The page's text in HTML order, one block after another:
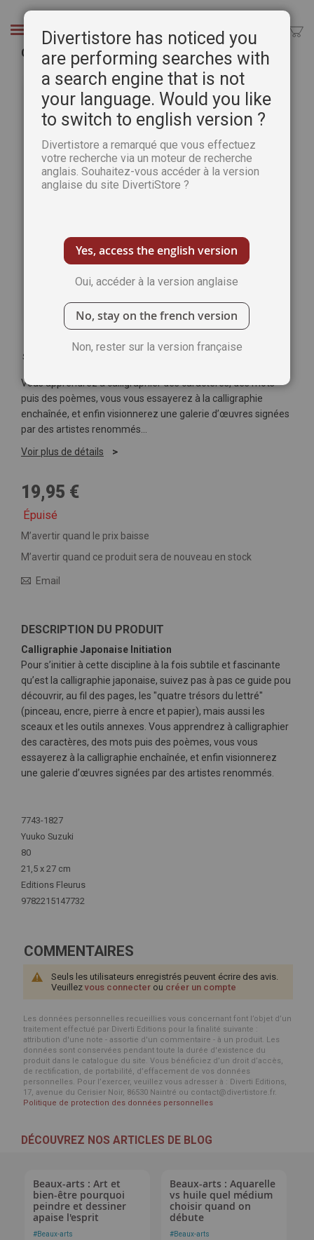
Chercher
Calligraphie Japonaise - Initiation
Passer
galerie
d’images
Soyez le premier à commenter ce produit
Vous apprendrez à calligraphier des caractères, des mots
puis des poèmes, vous vous essayerez à la calligraphie
enchaînée, et enfin visionnerez une galerie d’œuvres signées
par des artistes renommés…
Voir plus de détails
19,95 €
Épuisé
M’avertir quand le prix baisse
M’avertir quand ce produit sera de nouveau en stock
Email
DESCRIPTION DU PRODUIT
Calligraphie Japonaise Initiation
Pour s’initier à cette discipline à la fois subtile et fascinante
qu’est la calligraphie japonaise, suivez pas à pas ce guide pou
découvrir, au fil des pages, les "quatre trésors du lettré"
(pinceau, encre, pierre à encre et papier), mais aussi les
sceaux et les outils annexes. Vous apprendrez à calligraphier
des caractères, des mots puis des poèmes, vous vous
essayerez à la calligraphie enchaînée, et enfin visionnerez
une galerie d’œuvres signées par des artistes renommés.
d'infos
7743-1827
Yuuko Suzuki
80
21,5 x 27 cm
Editions Fleurus
9782215147732
COMMENTAIRES
Seuls les utilisateurs enregistrés peuvent écrire des avis.
Veuillez vous connecter ou créer un compte
Les données personnelles recueillies vous concernant font l’objet d’un
traitement effectué par Diverti Editions pour la finalité suivante :
attribution d'une note - assortie d'un commentaire - à un produit. Les
données sont conservées pendant toute la durée d'existence du
produit dans le catalogue du site. Vous bénéficiez d’un droit d’accès,
de rectification, de portabilité, d’effacement de vos données
personnelles. Pour l’exercer, veuillez vous adresser à : Diverti Editions,
17, avenue du Cerisier Noir, 86530 Naintré ou contact@divertistore.fr.
Politique de protection des données personnelles
DÉCOUVREZ NOS ARTICLES DE BLOG
Beaux-arts : Art et
bien-être pourquoi
peindre et dessiner
apaise l'esprit
#Beaux-arts
Beaux-arts : Aquarelle
vs huile quel médium
choisir quand on
débute
#Beaux-arts
Divertistore has noticed you
are performing searches with
a search engine that is not
your language. Would you like
to switch to english version ?
Divertistore a remarqué que vous effectuez
votre recherche via un moteur de recherche
anglais. Souhaitez-vous accéder à la version
anglaise du site DivertiStore ?
Yes, access the english version
Oui, accéder à la version anglaise
No, stay on the french version
Non, rester sur la version française